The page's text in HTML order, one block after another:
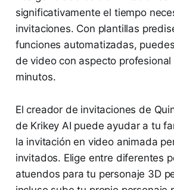
significativamente el tiempo
invitaciones. Con plantillas
funciones automatizadas,
de video con aspecto
minutos.
El creador de invitaciones de
de Krikey AI puede ayudar a tu
la invitación en video animada
invitados. Elige entre diferentes
atuendos para tu personaje 3D